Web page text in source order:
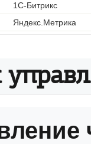
1С-Битрикс
Яндекс.Метрика